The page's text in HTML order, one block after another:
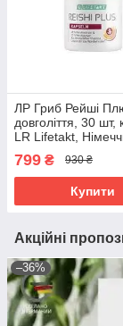
ЛР Гриб Рейші
довголіття, 30 шт,
LR Lifetakt,
799 ₴ 930 ₴
Купити
Акційні
–36%